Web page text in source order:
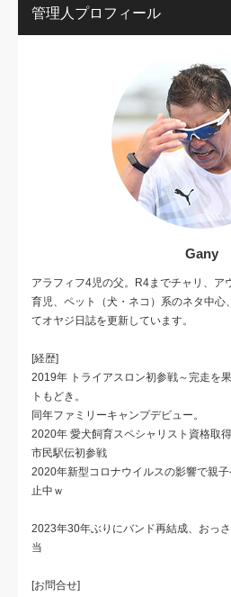
管理人プロフィール
Gany
アラフィフ4児の父。R4までチャリ、ア
育児、ペット（犬・ネコ）系のネタ中心
てオヤジ日誌を更新しています。
[経歴]
2019年 トライアスロン初参戦～完走を
トもどき。
同年ファミリーキャンプデビュー。
2020年 愛犬飼育スペシャリスト資格取得
市民駅伝初参戦
2020年新型コロナウイルスの影響で親
止中ｗ
2023年30年ぶりにバンド再結成、おっ
当
[お問合せ]